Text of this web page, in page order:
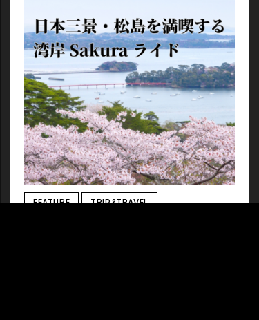
に満たされていくのではないでしょうか。 では、
1000kmはどうでしょう。途方もない距離でしょ
うか。東京から1000kmあれば北海道や九州まで
も射程距離に入ります。「そんなの遠すぎるよ」
って？ 大丈夫です。これから私が数日間で4桁の
距離を走る世界をお見せします。 目次 1.
「BRM1012近畿1000km徳島 四国一周」とは？2.
温玉ねぎとろの走行スケジュール3. いよいよ、
1000kmへの旅立ち4 . 最も辛かった場所5. 飛び抜
けて最高だった瞬間6. この世のものとは思えない
ほど美味しかったもの7. 自転車で1000km走ると
いうこと 1.「BRM1012近畿1000km徳島 四国一
周」とは？ 「シコイチ」の愛称で知られる四国一
周。コースどりの微妙な差はありますが、香川、
徳島、高知、愛媛を周ってほぼ1000kmになる、
距離的にも達成感を得やすいコースです。 今回は
FEATURE TRIP&TRAVEL